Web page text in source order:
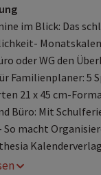
im Blick: Das
oder WG den
Familienplaner: 5
21 x 45 cm-
Büro: Mit
So macht
Kalenderverlag